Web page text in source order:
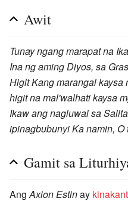
Awit
Tunay ngang marapat na
Ina ng aming Diyos, sa
Higit Kang marangal kaysa
higit na mal'walhati kaysa
Ikaw ang nagluwal sa
ipinagbubunyi Ka namin, O
Gamit sa
AngAxion Estinay